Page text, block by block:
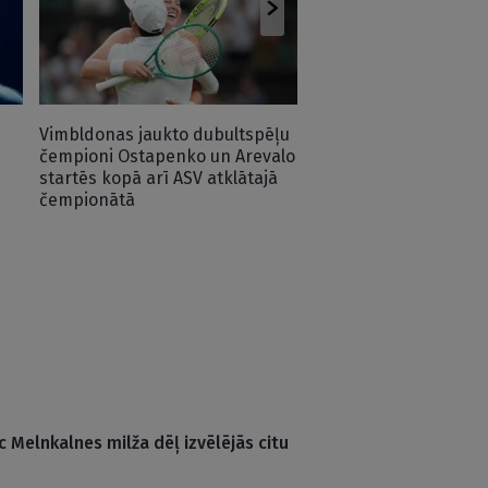
Vimbldonas jaukto dubultspēļu
čempioni Ostapenko un Arevalo
startēs kopā arī ASV atklātajā
čempionātā
Melnkalnes milža dēļ izvēlējās citu